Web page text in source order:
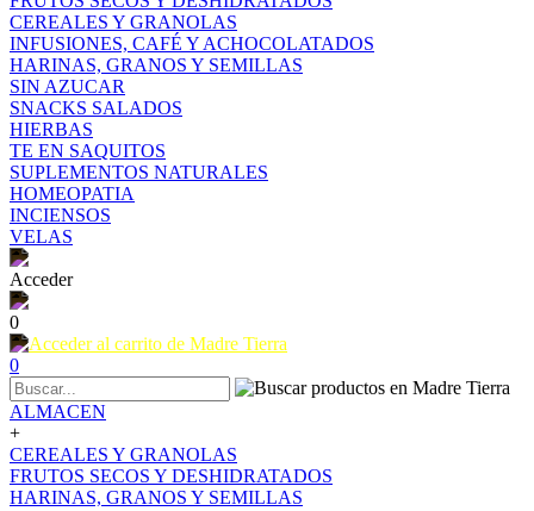
CEREALES Y GRANOLAS
INFUSIONES, CAFÉ Y ACHOCOLATADOS
HARINAS, GRANOS Y SEMILLAS
SIN AZUCAR
SNACKS SALADOS
HIERBAS
TE EN SAQUITOS
SUPLEMENTOS NATURALES
HOMEOPATIA
INCIENSOS
VELAS
Acceder
0
0
ALMACEN
+
CEREALES Y GRANOLAS
FRUTOS SECOS Y DESHIDRATADOS
HARINAS, GRANOS Y SEMILLAS